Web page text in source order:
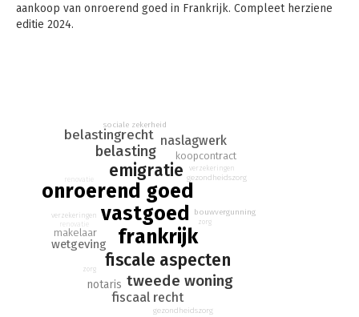
aankoop van onroerend goed in Frankrijk. Compleet herziene
editie 2024.
vastgoed
frankrijk
onroerend goed
emigratie
fiscale aspecten
belasting
tweede woning
wetgeving
belastingrecht
fiscaal recht
naslagwerk
notaris
koopcontract
makelaar
sociale zekerheid
bouwvergunning
zorg
gezondheidszorg
renovatie
verzekeringen
zorg
gezondheidszorg
renovatie
verzekeringen